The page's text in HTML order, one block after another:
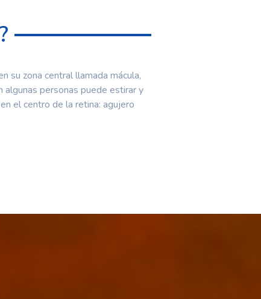
su zona central llamada mácula,
algunas personas puede estirar y
el centro de la retina: agujero